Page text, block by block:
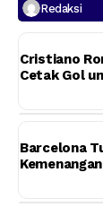
Redaksi
Cristiano
Cetak Gol
Barcelona